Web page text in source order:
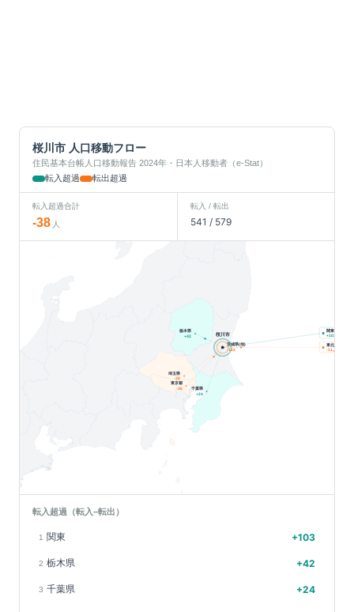
桜川市 人口移動フロー
住民基本台帳人口移動報告 2024年・日本人移動者（e-Stat）
転入超過
転出超過
転入超過合計
-38 人
転入 / 転出
541 / 579
栃木県
+42
千葉県
+24
東京都
-36
埼玉県
-38
茨城県(他)
-122
桜川市
関東
+103
東北
-11人
転入超過（転入−転出）
1 関東 +103
2 栃木県 +42
3 千葉県 +24